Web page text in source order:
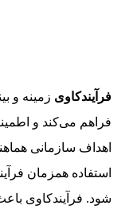
فرآیندکاوی
فراهم می‌کند و
اهداف سازمانی
استفاده همزمان